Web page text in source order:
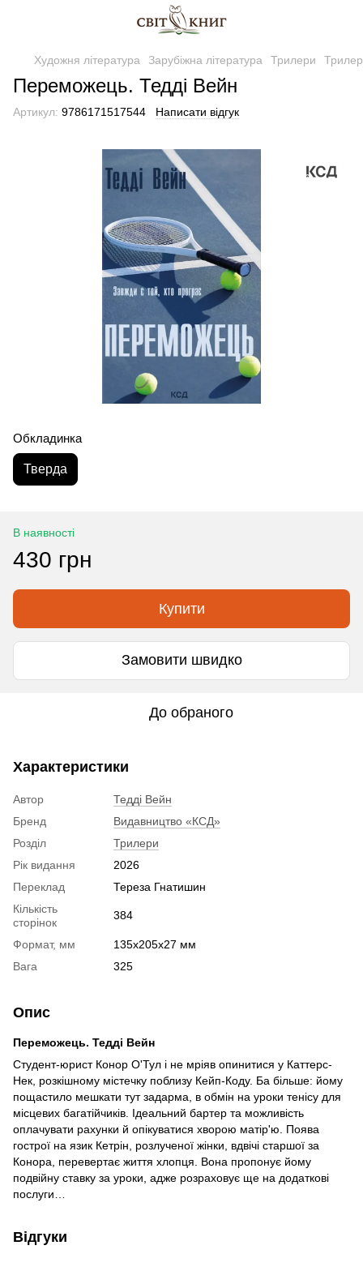
Художня література Зарубіжна література Трилери
Переможець. Тедді Вейн
Артикул: 9786171517544 Написати відгук
Обкладинка
Тверда
В наявності
430 грн
Купити
Замовити швидко
До обраного
Характеристики
Автор
Тедді Вейн
Бренд
Видавництво «КСД»
Розділ
Трилери
Рік видання
2026
Переклад
Тереза Гнатишин
Кількість
сторінок
384
Формат, мм
135х205х27 мм
Вага
325
Опис
Переможець. Тедді Вейн
Студент-юрист Конор О'Тул і не мріяв опинитися у Каттерс-
Нек, розкішному містечку поблизу Кейп-Коду. Ба більше: йому
пощастило мешкати тут задарма, в обмін на уроки тенісу для
місцевих багатійчиків. Ідеальний бартер та можливість
оплачувати рахунки й опікуватися хворою матір'ю. Поява
гострої на язик Кетрін, розлученої жінки, вдвічі старшої за
Конора, перевертає життя хлопця. Вона пропонує йому
подвійну ставку за уроки, адже розраховує ще на додаткові
послуги…
Відгуки